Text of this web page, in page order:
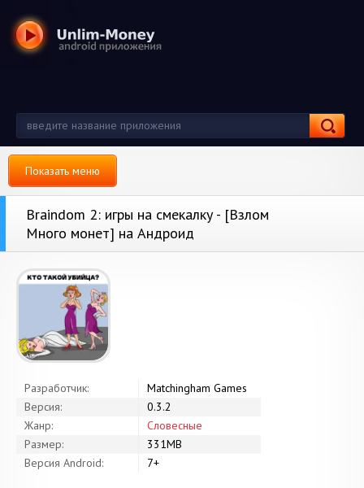
Показать меню
Braindom 2: игры на смекалку - [Взлом
Много монет] на Андроид
Разработчик:
Matchingham Games
Версия:
0.3.2
Жанр:
Словесные
Размер:
331MB
Версия Android:
7+